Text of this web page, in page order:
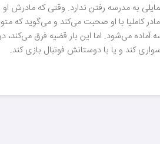
تمایلی به مدرسه رفتن ندارد. وقتی که
کاملیا با او صحبت می‌کند و می‌گوید که
آماده می‌شود. اما این بار قضیه فرق
کند و یا با دوستانش فوتبال بازی کند.